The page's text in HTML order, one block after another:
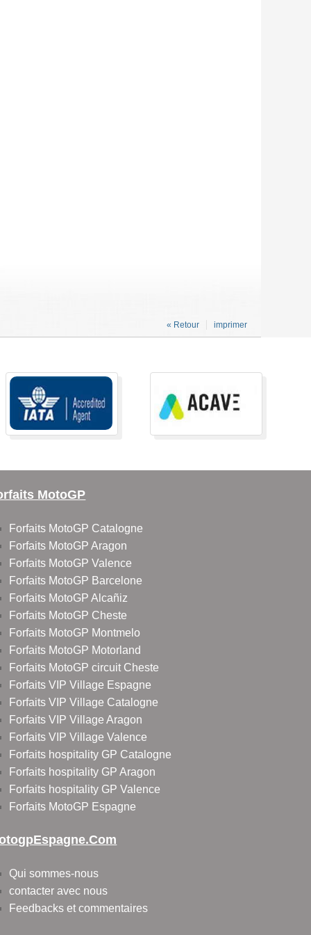
imprimer
« Retour
MotoGP
Forfaits MotoGP Catalogne
Forfaits MotoGP Aragon
Forfaits MotoGP Valence
Forfaits MotoGP Barcelone
Forfaits MotoGP Alcañiz
Forfaits MotoGP Cheste
Forfaits MotoGP Montmelo
Forfaits MotoGP Motorland
Forfaits MotoGP circuit Cheste
Forfaits VIP Village Espagne
Forfaits VIP Village Catalogne
Forfaits VIP Village Aragon
Forfaits VIP Village Valence
Forfaits hospitality GP Catalogne
Forfaits hospitality GP Aragon
Forfaits hospitality GP Valence
Forfaits MotoGP Espagne
Qui sommes-nous
contacter avec nous
Feedbacks et commentaires